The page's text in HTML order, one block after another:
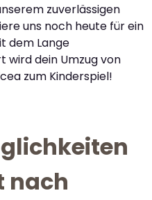
zuverlässigen
uns noch heute für ein
dem Lange
wird dein Umzug von
zum Kinderspiel!
nach